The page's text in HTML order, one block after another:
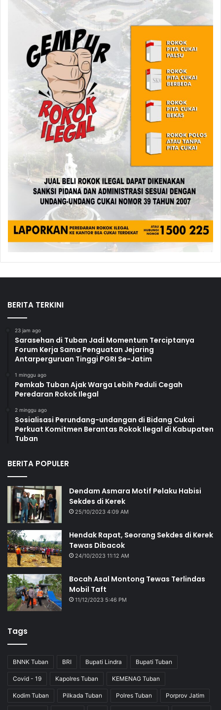
BERITA TERKINI
23 jam ago
Sarasehan di Tuban Jadi Momentum Terciptanya
Forum Kerja Sama Penguatan Jejaring
Antarperguruan Tinggi PGRI Se-Jatim
1 minggu ago
Pemkab Tuban Ajak Warga Lebih Peduli Cegah
Peredaran Rokok Ilegal
2 minggu ago
Sosialisasi Perundang-undangan di Bidang Cukai
Perkuat Komitmen Berantas Rokok Ilegal di Kabupaten
Tuban
BERITA POPULER
Dendam Asmara Motif Pelaku Habisi
Sekdes di Kerek
25/10/2023 4:09 AM
Hendak Rapat, Seorang Sekdes di Kerek
Tewas Dibacok
24/10/2023 11:12 AM
Bocah Asal Montong Tewas Terlindas
Mobil Taft
11/12/2023 5:46 PM
Tags
BNNK Tuban BRI Bupati Lindra Bupati Tuban
Covid - 19 Kapolres Tuban KEMENAG Tuban
Kodim Tuban Pilkada Tuban Polres Tuban Porprov Jatim